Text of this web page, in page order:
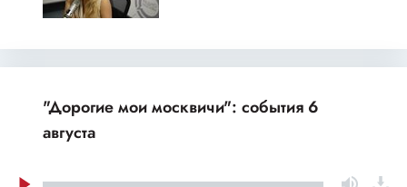
"Дорогие мои москвичи": события 6
августа